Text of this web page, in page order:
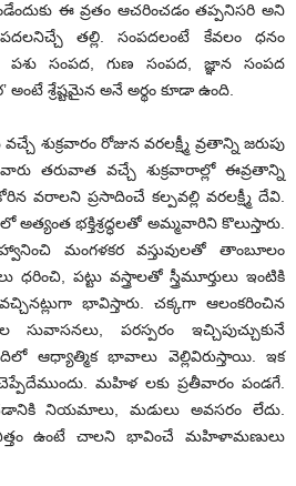
ఈ వ్రతం ఆచరించడం తప్పనిసరి అని
తల్లి. సంపదలంటే కేవలం ధనం
సంపద, గుణ సంపద, జ్ఞాన సంపద
శ్రేష్టమైన అనే అర్థం కూడా ఉంది.
శుక్రవారం రోజున వరలక్ష్మీ వ్రతాన్ని జరుపు
తరువాత వచ్చే శుక్రవారాల్లో ఈవ్రతాన్ని
వరాలని ప్రసాదించే కల్పవల్లి వరలక్ష్మీ దేవి.
భక్తిశ్రద్ధలతో అమ్మవారిని కొలుస్తారు.
మంగళకర వస్తువులతో తాంబూలం
ధరించి, పట్టు వస్త్రాలతో స్త్రీమూర్తులు ఇంటికి
వచ్చినట్లుగా భావిస్తారు. చక్కగా ఆలంకరించిన
పరస్పరం ఇచ్చిపుచ్చుకునే
ఆధ్యాత్మిక భావాలు వెల్లివిరుస్తాయి. ఇక
చెప్పేదేముందు. మహిళ లకు ప్రతీవారం పండగే.
నియమాలు, మడులు అవసరం లేదు.
ఉంటే చాలని భావించే మహిళామణులు